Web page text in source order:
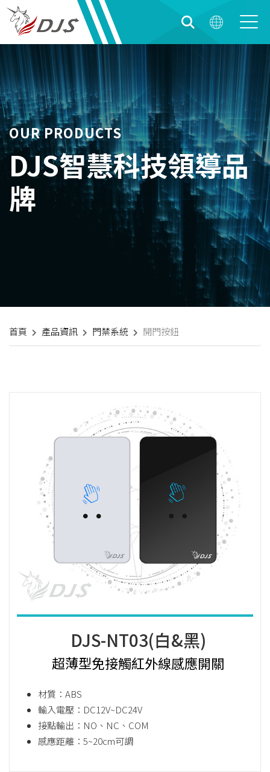
OUR PRODUCTS
DJS智慧科技領導品
牌
首頁 產品資訊 門禁系統 開門按鈕
DJS-NT03(白&黑)
超薄型免接觸紅外線感應開關
材質：ABS
輸入電壓：DC12V~DC24V
接點輸出：NO、NC、COM
感應距離：5~20cm可調